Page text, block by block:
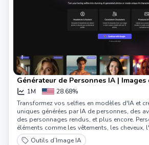
Générateur de Personnes IA | Images
Corps et de Personnes | Lucidpic
1M 28.68%
Transformez vos selfies en modèles d'IA et
uniques générées par IA de personnes, des
des personnages rendus, et plus encore.
éléments comme les vêtements, les cheveux,
mots-clés personnalisés pour affiner votre
Outils d’Image IA